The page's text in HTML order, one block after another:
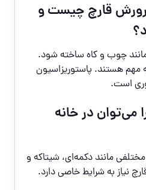
قارچ چیست و
مانند چوب و کاه ساخته شود.
هستند. پاستوریزاسیون
است.
می‌توان در خانه
مانند دکمه‌ای، شیتاکه و
نیاز به شرایط خاصی دارد.